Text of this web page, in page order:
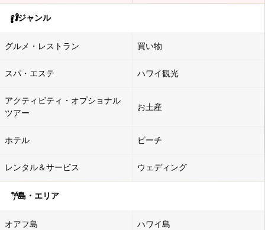
ジャンル
グルメ・レストラン 買い物
スパ・エステ ハワイ観光
アクティビティ・オプショナル
ツアー
お土産
ホテル ビーチ
レンタル＆サービス ウェディング
島・エリア
オアフ島 ハワイ島